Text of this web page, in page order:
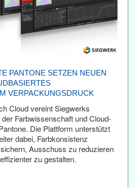
PANTONE SETZEN NEUEN
F
VERPACKUNGSDRUCK
Cloud vereint Siegwerks
Farbwissenschaft und Cloud-
Die Plattform unterstützt
dabei, Farbkonsistenz
Ausschuss zu reduzieren
zu gestalten.